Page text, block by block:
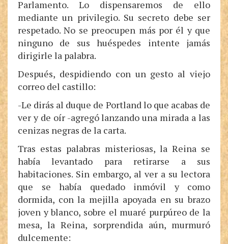
Parlamento. Lo dispensaremos de ello
mediante un privilegio. Su secreto debe ser
respetado. No se preocupen más por él y que
ninguno de sus huéspedes intente jamás
dirigirle la palabra.
Después, despidiendo con un gesto al viejo
correo del castillo:
-Le dirás al duque de Portland lo que acabas de
ver y de oír -agregó lanzando una mirada a las
cenizas negras de la carta.
Tras estas palabras misteriosas, la Reina se
había levantado para retirarse a sus
habitaciones. Sin embargo, al ver a su lectora
que se había quedado inmóvil y como
dormida, con la mejilla apoyada en su brazo
joven y blanco, sobre el muaré purpúreo de la
mesa, la Reina, sorprendida aún, murmuró
dulcemente: